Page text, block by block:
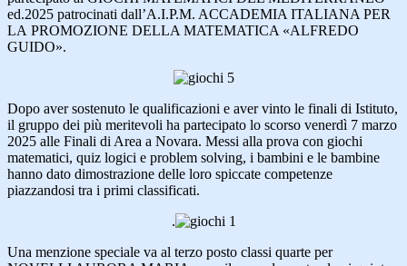
ed.2025 patrocinati dall’A.I.P.M. ACCADEMIA ITALIANA PER
LA PROMOZIONE DELLA MATEMATICA «ALFREDO
GUIDO».
Dopo aver sostenuto le qualificazioni e aver vinto le finali di Istituto,
il gruppo dei più meritevoli ha partecipato lo scorso venerdì 7 marzo
2025 alle Finali di Area a Novara. Messi alla prova con giochi
matematici, quiz logici e problem solving, i bambini e le bambine
hanno dato dimostrazione delle loro spiccate competenze
piazzandosi tra i primi classificati.
.
Una menzione speciale va al terzo posto classi quarte per